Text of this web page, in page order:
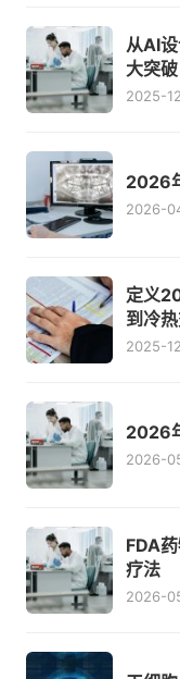
从AI
大突破
2025-
2026
2026-
定义
到冷
2025-
2026
2026-
FDA
疗法
2026-